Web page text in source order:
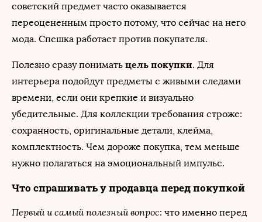
советский предмет часто оказывается
переоцененным просто потому, что сейчас на него
мода. Спешка работает против покупателя.
Полезно сразу понимать цель покупки. Для
интерьера подойдут предметы с живыми следами
времени, если они крепкие и визуально
убедительные. Для коллекции требования строже:
сохранность, оригинальные детали, клейма,
комплектность. Чем дороже покупка, тем меньше
нужно полагаться на эмоциональный импульс.
Что спрашивать у продавца перед покупкой
Первый и самый полезный вопрос: что именно перед